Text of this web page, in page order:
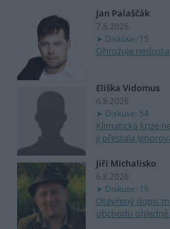
Jan Palaščák
7.8.2026
Diskuse: 15
Ohrožuje
Eliška Vidomus
6.8.2026
Diskuse: 54
Klimatická krize
ji přestala
Jiří Michalisko
6.8.2026
Diskuse: 19
Otevřený dopis
obchodu